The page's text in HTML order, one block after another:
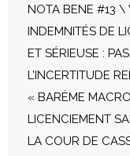
NOTA BENE #13 \
INDEMNITÉS DE
ET SÉRIEUSE :
L’INCERTITUDE
« BARÈME
LICENCIEMENT
LA COUR DE